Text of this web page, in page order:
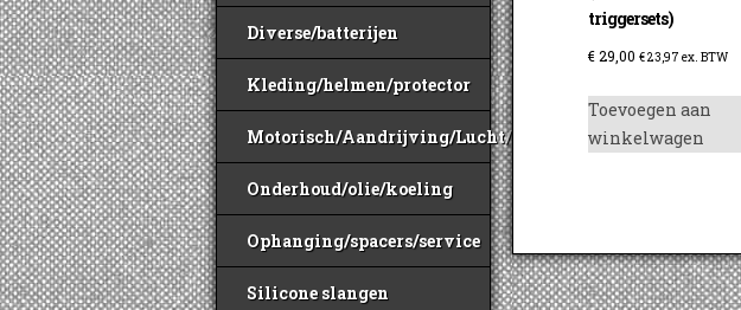
Diverse/batterijen
Kleding/helmen/protector
Motorisch/Aandrijving/Lucht/Benzine
Onderhoud/olie/koeling
Ophanging/spacers/service
Silicone slangen
triggersets)
€29,00 €23,97 ex. BTW
Toevoegen aan
winkelwagen